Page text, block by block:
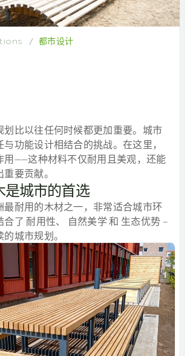
/ 都市设计
划比以往任何时候都更加重要。城市
功能设计相结合的挑战。在这里，
用——这种材料不仅耐用且美观，还能
要贡献。
是城市的首选
最耐用的木材之一，非常适合城市环
合了 耐用性、 自然美学 和 生态优势 –
城市规划。